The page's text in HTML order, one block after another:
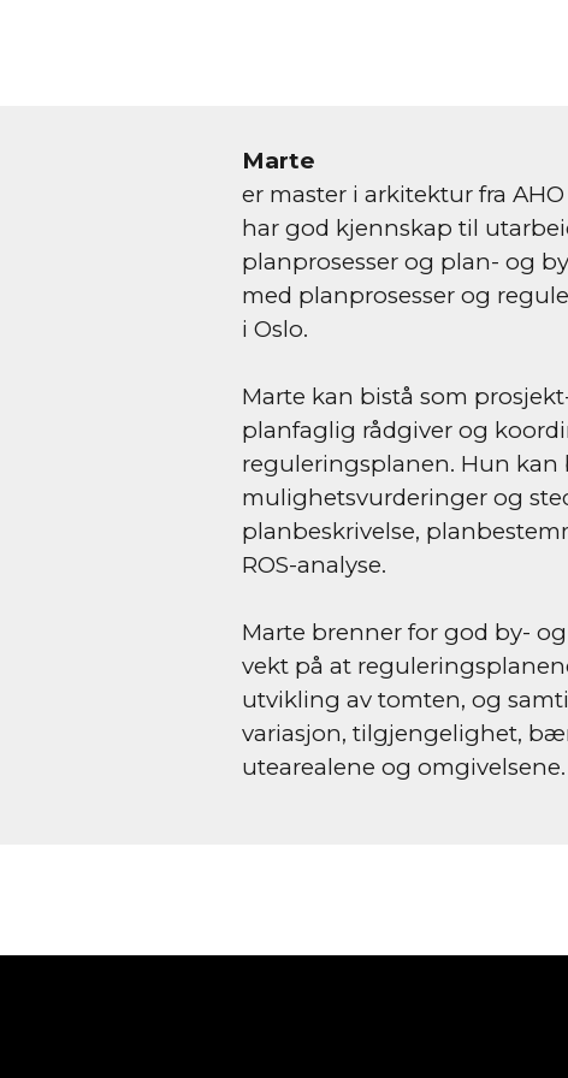
Marte
er master i arkitektur fra
har god kjennskap til
planprosesser og plan- og
med planprosesser og
i Oslo.
Marte kan bistå som
planfaglig rådgiver og
reguleringsplanen. Hun kan
mulighetsvurderinger og
planbeskrivelse,
ROS-analyse.
Marte brenner for god by-
vekt på at
utvikling av tomten, og
variasjon, tilgjengelighet,
utearealene og omgivelsene.